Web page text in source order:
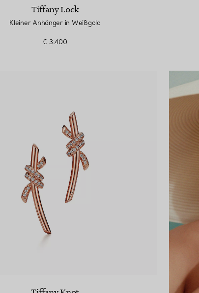
Tiffany Lock
Kleiner Anhänger in Weißgold
€ 3.400